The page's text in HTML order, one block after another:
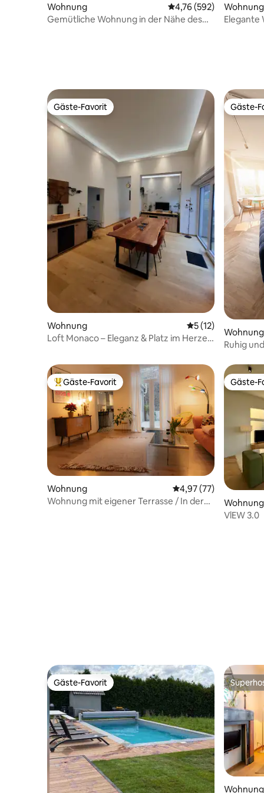
Wohnung Durchschnittliche
4,76 (592)
Gemütliche Wohnung in der Nähe des
Wohnung
Elegante
Gäste-Favorit
Gäste-Favorit
Wohnung Durchschnittliche
5 (12)
Loft Monaco – Eleganz & Platz im Herzen
Gäste-
Gäste-
Wohnung
Ruhig
Beliebter Gäste-Favorit.
Gäste-Favorit
Wohnung Durchschnittliche
4,97 (77)
Wohnung mit eigener Terrasse / In der
Gäste-
Gäste-
Wohnung
VlEW 3.0
Gäste-Favorit
Gäste-Favorit
Wohnung